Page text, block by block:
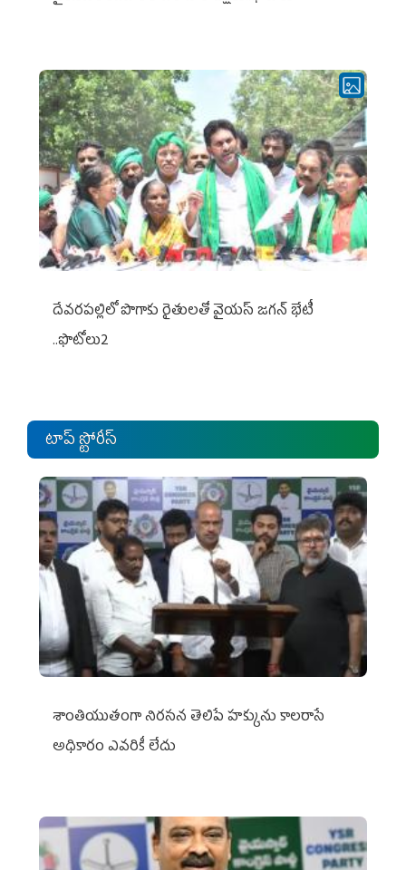
దేవరపల్లిలో పొగాకు రైతులతో వైయస్ జగన్ భేటీ
..ఫొటోలు2
టాప్ స్టోరీస్
శాంతియుతంగా నిరసన తెలిపే హక్కును కాలరాసే
అధికారం ఎవరికీ లేదు